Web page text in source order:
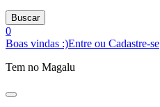
Buscar
0
Boas vindas :)Entre ou Cadastre-se
Tem no Magalu